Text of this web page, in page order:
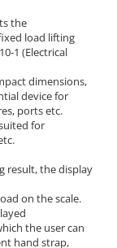
the
load lifting
1 (Electrical
dimensions,
device for
ports etc.
for
result, the display
on the scale.
the user can
hand strap,